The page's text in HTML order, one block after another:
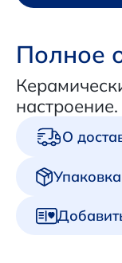
Полное
настроение.
О